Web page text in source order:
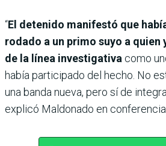
“El detenido manifestó que
rodado a un primo suyo a quien
de la línea investigativa como
había participado del hecho. No
una banda nueva, pero sí de
explicó Maldonado en conferencia